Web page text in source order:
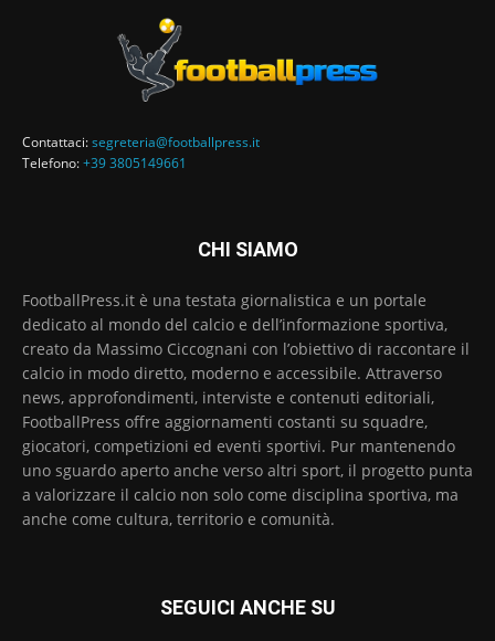
Contattaci:segreteria@footballpress.it
Telefono:+39 3805149661
CHI SIAMO
FootballPress.it è una testata giornalistica e un portale
dedicato al mondo del calcio e dell’informazione sportiva,
creato da Massimo Ciccognani con l’obiettivo di raccontare il
calcio in modo diretto, moderno e accessibile. Attraverso
news, approfondimenti, interviste e contenuti editoriali,
FootballPress offre aggiornamenti costanti su squadre,
giocatori, competizioni ed eventi sportivi. Pur mantenendo
uno sguardo aperto anche verso altri sport, il progetto punta
a valorizzare il calcio non solo come disciplina sportiva, ma
anche come cultura, territorio e comunità.
SEGUICI ANCHE SU